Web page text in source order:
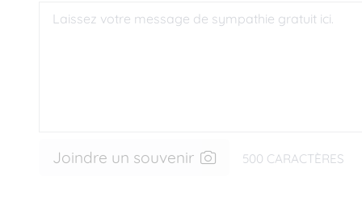
Joindre un souvenir 500 CARACTÈRES